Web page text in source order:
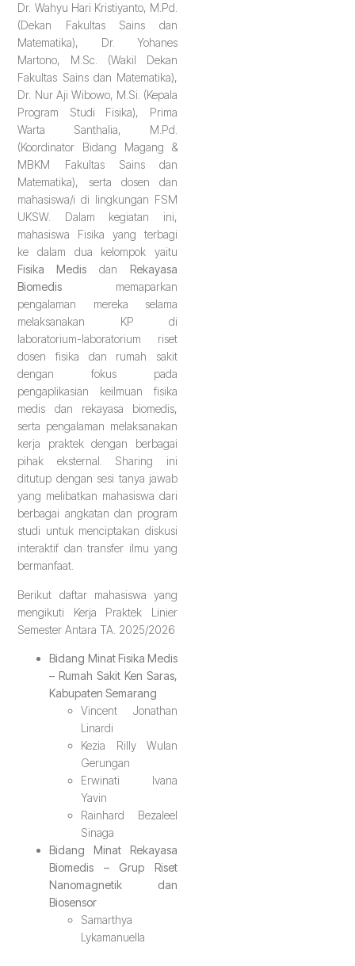
Dr. Wahyu Hari Kristiyanto, M.Pd.
(Dekan Fakultas Sains dan
Matematika), Dr. Yohanes
Martono, M.Sc. (Wakil Dekan
Fakultas Sains dan Matematika),
Dr. Nur Aji Wibowo, M.Si. (Kepala
Program Studi Fisika), Prima
Warta Santhalia, M.Pd.
(Koordinator Bidang Magang &
MBKM Fakultas Sains dan
Matematika), serta dosen dan
mahasiswa/i di lingkungan FSM
UKSW. Dalam kegiatan ini,
mahasiswa Fisika yang terbagi
ke dalam dua kelompok yaitu
Fisika Medis dan Rekayasa
Biomedis memaparkan
pengalaman mereka selama
melaksanakan KP di
laboratorium-laboratorium riset
dosen fisika dan rumah sakit
dengan fokus pada
pengaplikasian keilmuan fisika
medis dan rekayasa biomedis,
serta pengalaman melaksanakan
kerja praktek dengan berbagai
pihak eksternal. Sharing ini
ditutup dengan sesi tanya jawab
yang melibatkan mahasiswa dari
berbagai angkatan dan program
studi untuk menciptakan diskusi
interaktif dan transfer ilmu yang
bermanfaat.
Berikut daftar mahasiswa yang
mengikuti Kerja Praktek Linier
Semester Antara TA. 2025/2026
Bidang Minat Fisika Medis
– Rumah Sakit Ken Saras,
Kabupaten Semarang
Vincent Jonathan
Linardi
Kezia Rilly Wulan
Gerungan
Erwinati Ivana
Yavin
Rainhard Bezaleel
Sinaga
Bidang Minat Rekayasa
Biomedis – Grup Riset
Nanomagnetik dan
Biosensor
Samarthya
Lykamanuella